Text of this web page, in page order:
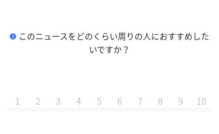
i
このニュースをどのくらい周りの人におすすめした
いですか？
1 2 3 4 5 6 7 8 9 10